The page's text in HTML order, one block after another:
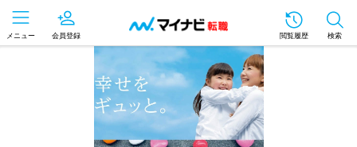
メニュー 会員登録 閲覧履歴 検索